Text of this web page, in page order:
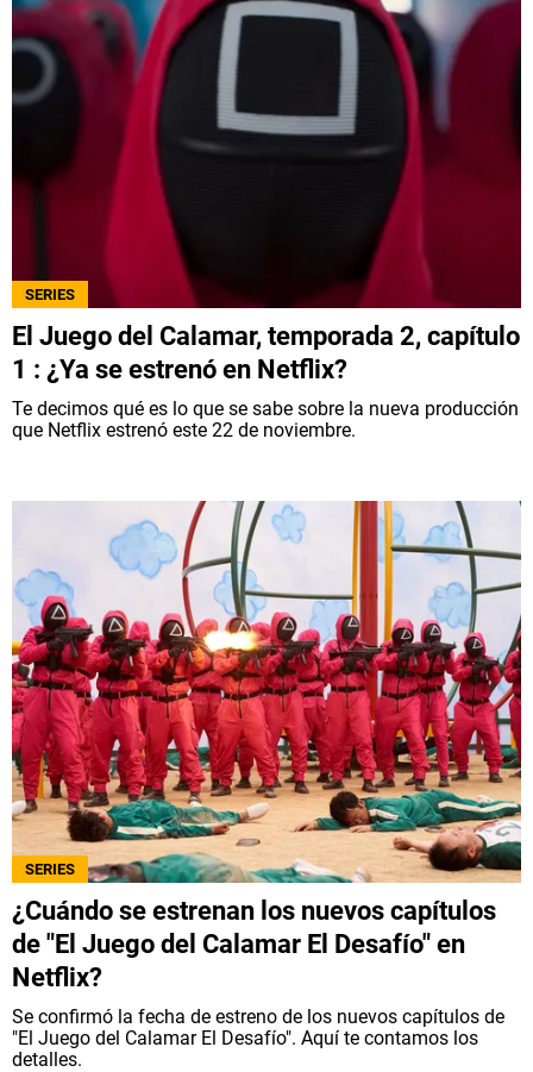
SERIES
El Juego del Calamar, temporada 2, capítulo
1 : ¿Ya se estrenó en Netflix?
Te decimos qué es lo que se sabe sobre la nueva producción
que Netflix estrenó este 22 de noviembre.
SERIES
¿Cuándo se estrenan los nuevos capítulos
de "El Juego del Calamar El Desafío" en
Netflix?
Se confirmó la fecha de estreno de los nuevos capítulos de
"El Juego del Calamar El Desafío". Aquí te contamos los
detalles.